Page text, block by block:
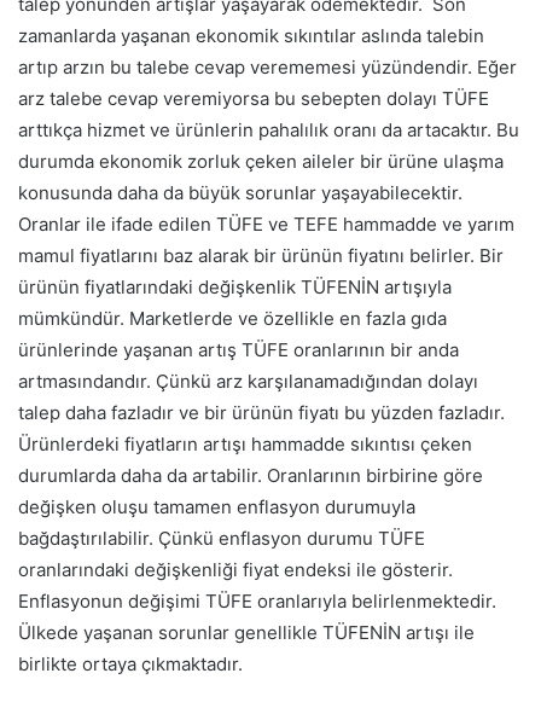
zamanlarda yaşanan ekonomik sıkıntılar aslında talebin
artıp arzın bu talebe cevap verememesi yüzündendir. Eğer
arz talebe cevap veremiyorsa bu sebepten dolayı TÜFE
arttıkça hizmet ve ürünlerin pahalılık oranı da artacaktır. Bu
durumda ekonomik zorluk çeken aileler bir ürüne ulaşma
konusunda daha da büyük sorunlar yaşayabilecektir.
Oranlar ile ifade edilen TÜFE ve TEFE hammadde ve yarım
mamul fiyatlarını baz alarak bir ürünün fiyatını belirler. Bir
ürünün fiyatlarındaki değişkenlik TÜFENİN artışıyla
mümkündür. Marketlerde ve özellikle en fazla gıda
ürünlerinde yaşanan artış TÜFE oranlarının bir anda
artmasındandır. Çünkü arz karşılanamadığından dolayı
talep daha fazladır ve bir ürünün fiyatı bu yüzden fazladır.
Ürünlerdeki fiyatların artışı hammadde sıkıntısı çeken
durumlarda daha da artabilir. Oranlarının birbirine göre
değişken oluşu tamamen enflasyon durumuyla
bağdaştırılabilir. Çünkü enflasyon durumu TÜFE
oranlarındaki değişkenliği fiyat endeksi ile gösterir.
Enflasyonun değişimi TÜFE oranlarıyla belirlenmektedir.
Ülkede yaşanan sorunlar genellikle TÜFENİN artışı ile
birlikte ortaya çıkmaktadır.